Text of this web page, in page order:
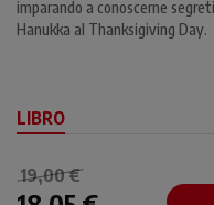
imparando a conoscerne
Hanukka al Thanksigiving Day.
LIBRO
19,00 €